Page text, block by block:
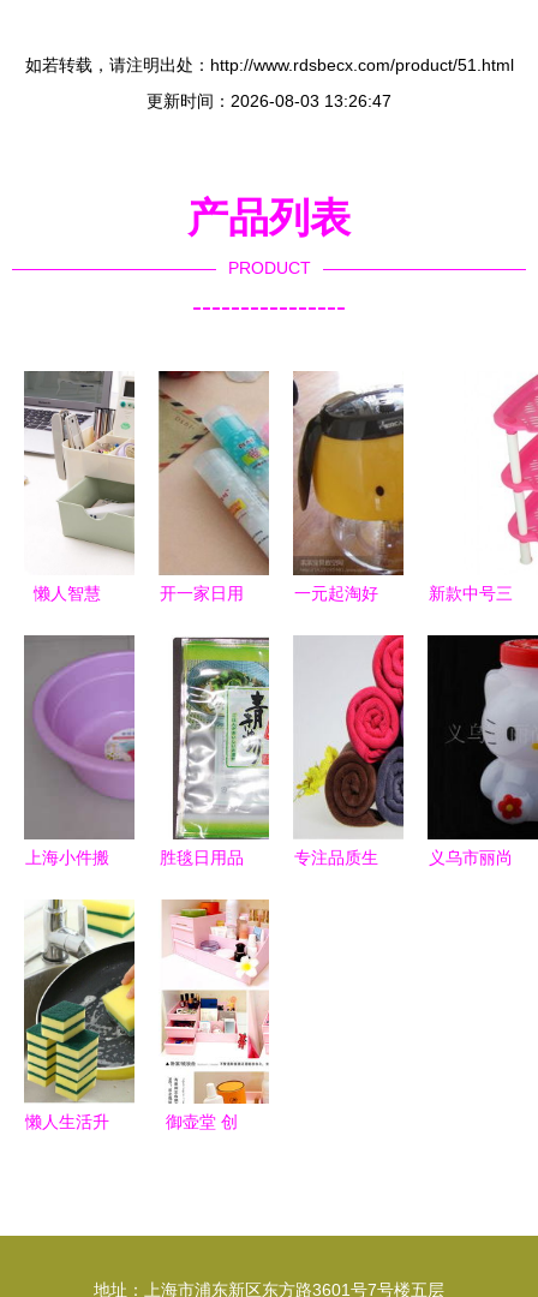
如若转载，请注明出处：http://www.rdsbecx.com/product/51.html
更新时间：2026-08-03 13:26:47
产品列表
PRODUCT
----------------
懒人智慧
架看创意家
居生活用品
的实用美学
开一家日用
售店需要多
少资金？详
细预算分析
一元起淘好
娃新升级！
日用百货与
小家电超值
精选
新款中号三
物架 角落
空间的收纳
艺术
上海小件搬
机服务全攻
略 从出租
车到专业搬
运
胜毯日用品
食品、大米
专用，定制
规格厂家直
销
专注品质生
义乌市丽尚
懒人生活升
御壶堂 创
地址：上海市浦东新区东方路3601号7号楼五层